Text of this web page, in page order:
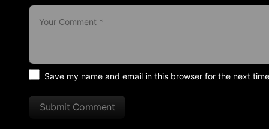
Save my name and email in this browser for the next
Submit Comment